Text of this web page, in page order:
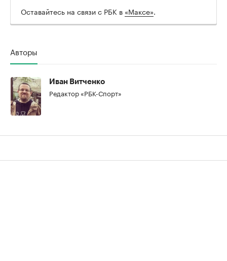
Оставайтесь на связи с РБК в «Максе».
Авторы
Иван Витченко
Редактор «РБК-Спорт»